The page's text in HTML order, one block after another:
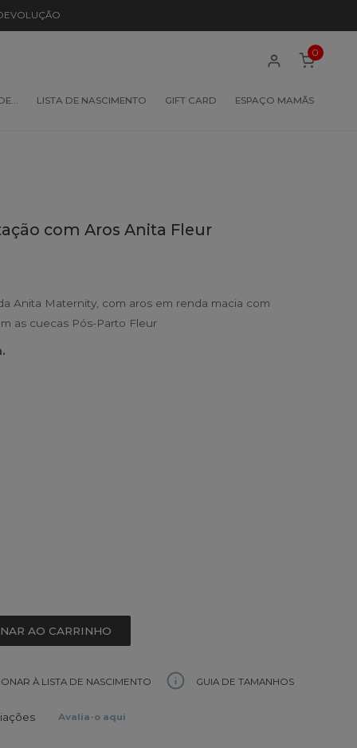
LISTA DE NASCIMENTO GIFT CARD ESPAÇO MAMÃS
0
com Aros Anita Fleur
Anita Maternity, com aros em renda macia com
as cuecas Pós-Parto Fleur
AO CARRINHO
À LISTA DE NASCIMENTO GUIA DE TAMANHOS
Avalia-o aqui